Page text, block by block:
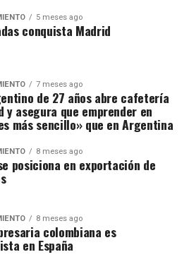
5 meses ago
conquista Madrid
7 meses ago
de 27 años abre cafetería
y asegura que emprender en
más sencillo» que en Argentina
8 meses ago
posiciona en exportación de
8 meses ago
colombiana es
en España